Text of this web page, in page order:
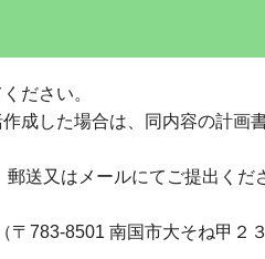
ださい。
成した場合は、同内容の計画
送又はメールにてご提出くだ
783-8501 南国市大そね甲２３